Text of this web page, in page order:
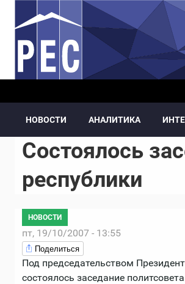
Перейти к основному содержанию
НОВОСТИ АНАЛИТИКА
Состоялось
республики
НОВОСТИ
пт, 19/10/2007 - 13:55
Поделиться
Под председательством
состоялось заседание